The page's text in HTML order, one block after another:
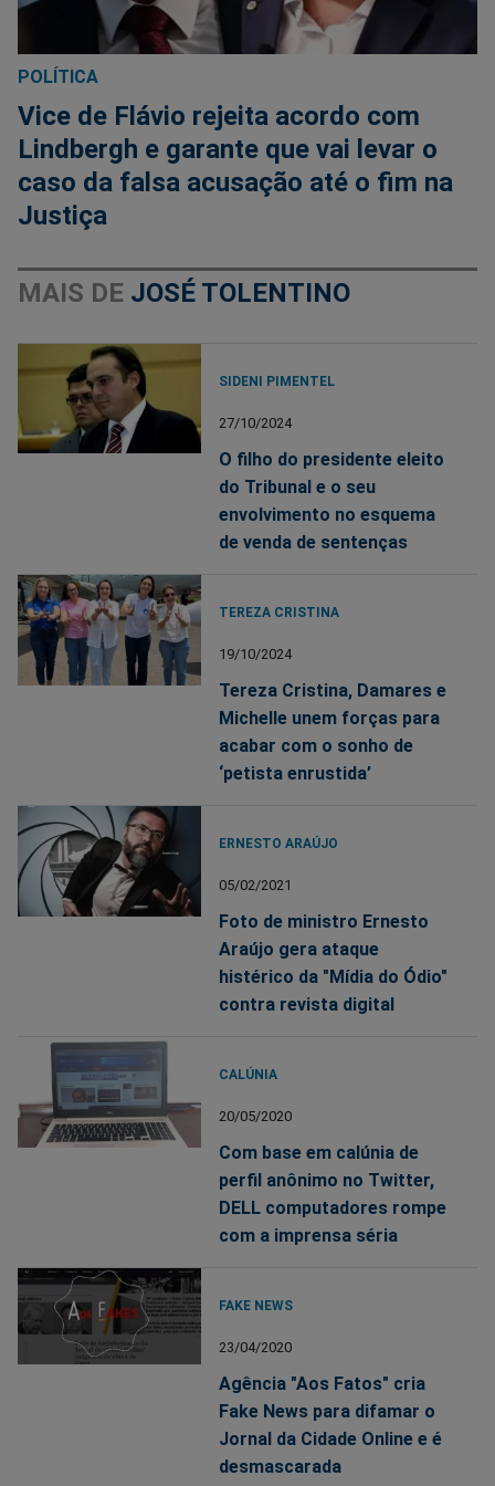
POLÍTICA
Vice de Flávio rejeita acordo com
Lindbergh e garante que vai levar o
caso da falsa acusação até o fim na
Justiça
MAIS DE JOSÉ TOLENTINO
SIDENI PIMENTEL
27/10/2024
O filho do presidente eleito
do Tribunal e o seu
envolvimento no esquema
de venda de sentenças
TEREZA CRISTINA
19/10/2024
Tereza Cristina, Damares e
Michelle unem forças para
acabar com o sonho de
‘petista enrustida’
ERNESTO ARAÚJO
05/02/2021
Foto de ministro Ernesto
Araújo gera ataque
histérico da "Mídia do Ódio"
contra revista digital
CALÚNIA
20/05/2020
Com base em calúnia de
perfil anônimo no Twitter,
DELL computadores rompe
com a imprensa séria
FAKE NEWS
23/04/2020
Agência "Aos Fatos" cria
Fake News para difamar o
Jornal da Cidade Online e é
desmascarada